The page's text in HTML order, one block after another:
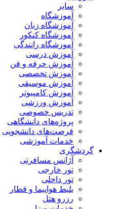
سایر
آموزشگاه
آموزشگاه زبان
آموزشگاه کنکور
آموزشگاه رانندگی
آموزش درسی
آموزش حرفه و فن
آموزش تخصصی
آموزش موسیقی
آموزش کامپیوتر
آموزش ورزشی
تدریس خصوصی
پروژه‌های دانشگاهی
فرصت‌های دانشجویی
خدمات آموزشی
گردشگری
آژانس مسافرتی
تور خارجی
تور داخلی
بلیط هواپیما و قطار
رزرو هتل